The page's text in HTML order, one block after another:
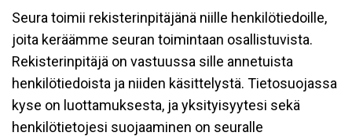
Seura toimii rekisterinpitäjänä niille henkilötiedoille,
joita keräämme seuran toimintaan osallistuvista.
Rekisterinpitäjä on vastuussa sille annetuista
henkilötiedoista ja niiden käsittelystä. Tietosuojassa
kyse on luottamuksesta, ja yksityisyytesi sekä
henkilötietojesi suojaaminen on seuralle